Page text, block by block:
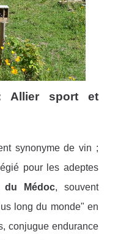
Allier sport et
synonyme de vin ;
pour les adeptes
du Médoc, souvent
long du monde" en
conjugue endurance